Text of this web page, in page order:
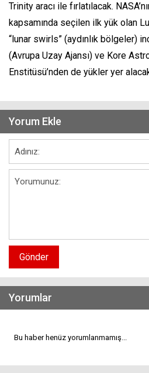
Trinity aracı ile fırlatılacak.
kapsamında seçilen ilk yük olan
“lunar swirls” (aydınlık bölgeler)
(Avrupa Uzay Ajansı) ve Kore
Enstitüsü’nden de yükler yer
Yorum Ekle
Gönder
Yorumlar
Bu haber henüz yorumlanmamış...